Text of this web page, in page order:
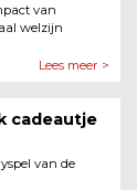
van
welzijn
Lees meer >
cadeautje
van de